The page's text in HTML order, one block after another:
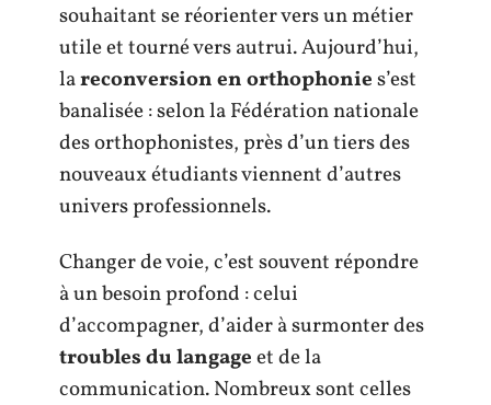
souhaitant se réorienter vers un métier
utile et tourné vers autrui. Aujourd’hui,
lareconversion en orthophonies’est
banalisée : selon la Fédération nationale
des orthophonistes, près d’un tiers des
nouveaux étudiants viennent d’autres
univers professionnels.
Changer de voie, c’est souvent répondre
à un besoin profond : celui
d’accompagner, d’aider à surmonter des
troubles du langageet de la
communication. Nombreux sont celles